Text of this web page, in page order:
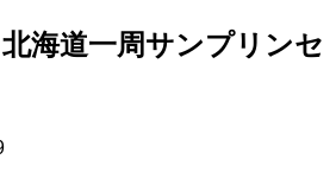
海道一周サンプリンセ